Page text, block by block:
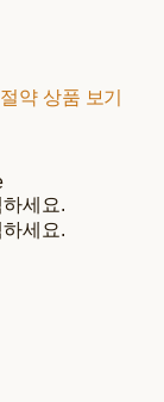
약 상품 보기
세요.
세요.